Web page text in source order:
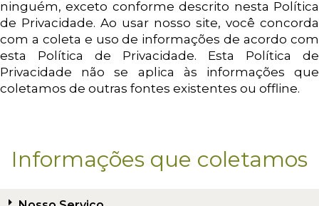
ninguém, exceto conforme descrito nesta Política
de Privacidade. Ao usar nosso site, você concorda
com a coleta e uso de informações de acordo com
esta Política de Privacidade. Esta Política de
Privacidade não se aplica às informações que
coletamos de outras fontes existentes ou offline.
Informações que coletamos